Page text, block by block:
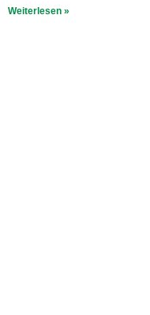
Weiterlesen »